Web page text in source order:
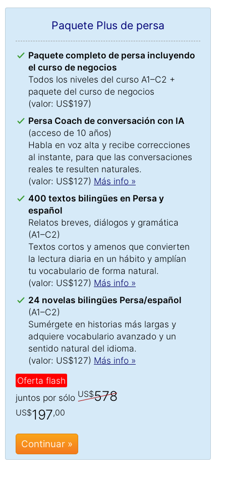
Paquete Plus de persa
Paquete completo de persa incluyendo
el curso de negocios
Todos los niveles del curso A1–C2 +
paquete del curso de negocios
(valor: US$197)
Persa Coach de conversación con IA
(acceso de 10 años)
Habla en voz alta y recibe correcciones
al instante, para que las conversaciones
reales te resulten naturales.
(valor: US$127) Más info »
400 textos bilingües en Persa y
español
Relatos breves, diálogos y gramática
(A1–C2)
Textos cortos y amenos que convierten
la lectura diaria en un hábito y amplían
tu vocabulario de forma natural.
(valor: US$127) Más info »
24 novelas bilingües Persa/español
(A1–C2)
Sumérgete en historias más largas y
adquiere vocabulario avanzado y un
sentido natural del idioma.
(valor: US$127) Más info »
Oferta flash
juntos por sólo US$578
US$197,00
Continuar »